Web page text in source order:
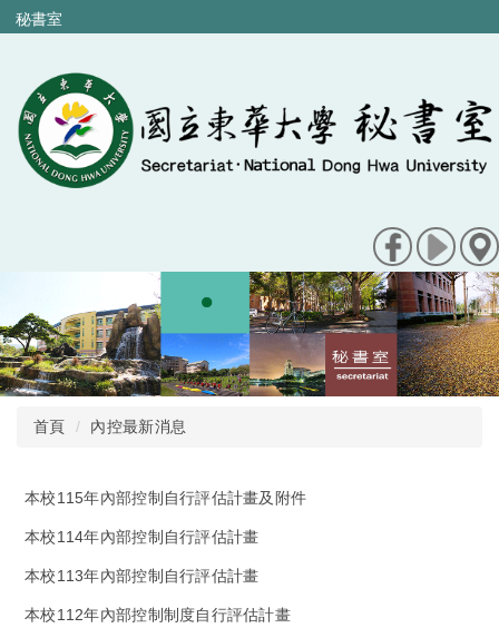
跳
到
內
容
區
秘書室
首頁 內控最新消息
本校115年內部控制自行評估計畫及附件
本校114年內部控制自行評估計畫
本校113年內部控制自行評估計畫
本校112年內部控制制度自行評估計畫